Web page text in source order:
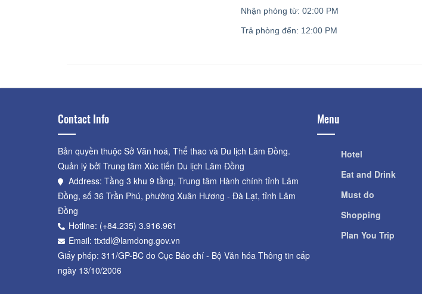
Nhận phòng từ: 02:00 PM
Trả phòng đến: 12:00 PM
Contact Info
Bản quyền thuộc Sở Văn hoá, Thể thao và Du lịch Lâm Đồng.
Quản lý bởi Trung tâm Xúc tiến Du lịch Lâm Đồng
Address: Tầng 3 khu 9 tầng, Trung tâm Hành chính tỉnh Lâm
Đồng, số 36 Trần Phú, phường Xuân Hương - Đà Lạt, tỉnh Lâm
Đồng
Hotline: (+84.235) 3.916.961
Email: ttxtdl@lamdong.gov.vn
Giấy phép: 311/GP-BC do Cục Báo chí - Bộ Văn hóa Thông tin cấp
ngày 13/10/2006
Menu
Hotel
Eat and Drink
Must do
Shopping
Plan You Trip